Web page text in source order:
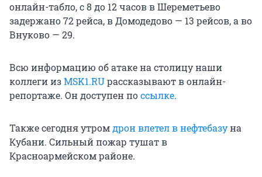
онлайн-табло, с 8 до 12 часов в Шереметьево
задержано 72 рейса, в Домодедово — 13 рейсов, а во
Внуково — 29.
Всю информацию об атаке на столицу наши
коллеги изMSK1.RUрассказывают в онлайн-
репортаже. Он доступен поссылке.
Также сегодня утромдрон влетел в нефтебазуна
Кубани. Сильный пожар тушат в
Красноармейском районе.